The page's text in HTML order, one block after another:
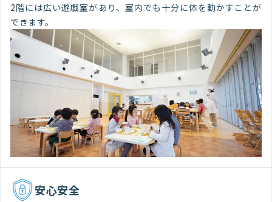
2階には広い遊戯室があり、室内でも十分に体を動かすことが
できます。
安心安全